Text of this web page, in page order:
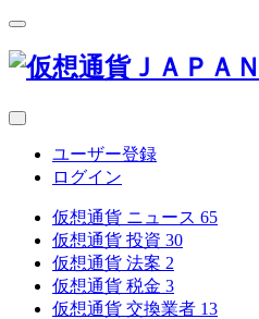
ユーザー登録
ログイン
仮想通貨 ニュース 65
仮想通貨 投資 30
仮想通貨 法案 2
仮想通貨 税金 3
仮想通貨 交換業者 13